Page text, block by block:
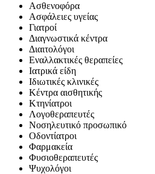
Ασθενοφόρα
Ασφάλειες υγείας
Γιατροί
Διαγνωστικά κέντρα
Διαιτολόγοι
Εναλλακτικές θεραπείες
Ιατρικά είδη
Ιδιωτικές κλινικές
Κέντρα αισθητικής
Κτηνίατροι
Λογοθεραπευτές
Νοσηλευτικό προσωπικό
Οδοντίατροι
Φαρμακεία
Φυσιοθεραπευτές
Ψυχολόγοι